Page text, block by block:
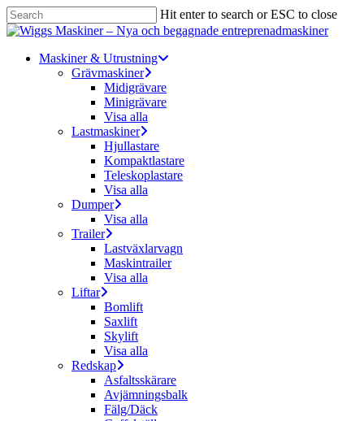
Skip
to
content
Hit enter to search or ESC to close
Close
Menu
Maskiner & Utrustning
Grävmaskiner
Midigrävare
Minigrävare
Visa alla
Lastmaskiner
Hjullastare
Kompaktlastare
Teleskoplastare
Visa alla
Dumper
Visa alla
Trailer
Lastväxlarvagn
Maskintrailer
Visa alla
Liftar
Bomlift
Saxlift
Skylift
Visa alla
Redskap
Asfaltsskärare
Avjämningsbalk
Fälg/Däck